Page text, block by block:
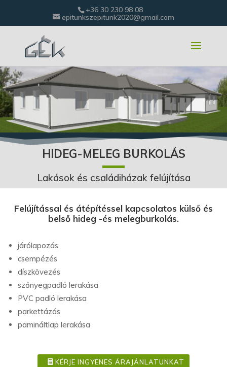
+36 30 230 98 08
epitunkszepitunk2020@gmail.com
HIDEG-MELEG BURKOLÁS
Lakások és családiházak felújítása
Felújítással és átépítéssel kapcsolatos külső és
belső hideg -és melegburkolás.
járólapozás
csempézés
díszkövezés
szőnyegpadló lerakása
PVC padló lerakása
parkettázás
pamináltlap lerakása
KÉRJE INGYENES ÁRAJÁNLATUNKAT